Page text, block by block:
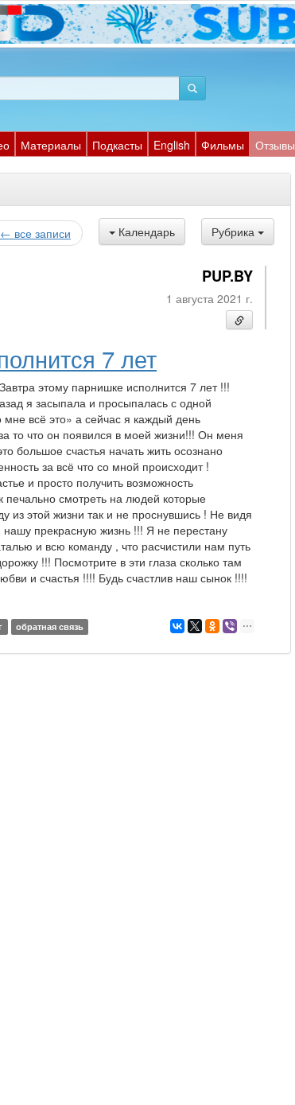
Материалы Подкасты English Фильмы Отзывы
Рубрика
Календарь
← все записи
PUP.BY
1 августа 2021 г.
7 лет
этому парнишке исполнится 7 лет !!!
я засыпала и просыпалась с одной
всё это» а сейчас я каждый день
то что он появился в моей жизни!!! Он меня
большое счастья начать жить осознано
за всё что со мной происходит !
и просто получить возможность
печально смотреть на людей которые
из этой жизни так и не проснувшись ! Не видя
нашу прекрасную жизнь !!! Я не перестану
и всю команду , что расчистили нам путь
!!! Посмотрите в эти глаза сколько там
и счастья !!!! Будь счастлив наш сынок !!!!
обратная связь